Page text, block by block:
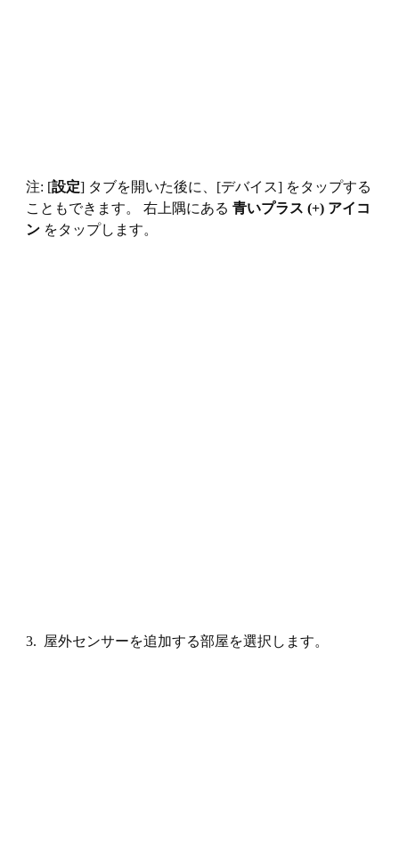
注: [設定] タブを開いた後に、[デバイス] をタップする
こともできます。 右上隅にある 青いプラス (+) アイコ
ンをタップします。
3. 屋外センサーを追加する部屋を選択します。